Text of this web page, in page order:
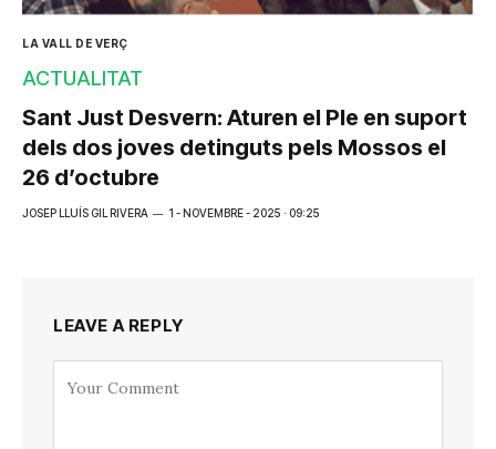
LA VALL DE VERÇ
ACTUALITAT
Sant Just Desvern: Aturen el Ple en suport
dels dos joves detinguts pels Mossos el
26 d’octubre
JOSEP LLUÍS GIL RIVERA 1 - NOVEMBRE - 2025 · 09:25
LEAVE A REPLY